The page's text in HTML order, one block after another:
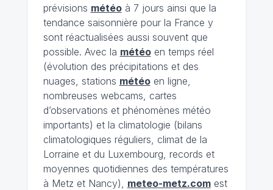
prévisions météoà 7 jours ainsi que la
tendance saisonnière pour la France y
sont réactualisées aussi souvent que
possible. Avec la météoen temps réel
(évolution des précipitations et des
nuages, stations météoen ligne,
nombreuses webcams, cartes
d’observations et phénomènes météo
importants) et la climatologie (bilans
climatologiques réguliers, climat de la
Lorraine et du Luxembourg, records et
moyennes quotidiennes des températures
à Metz et Nancy), meteo-metz.comest